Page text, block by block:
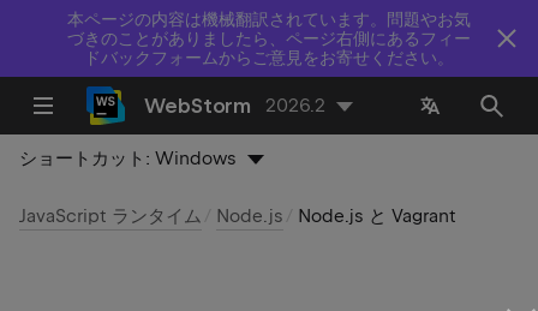
本ページの内容は機械翻訳されています。問題やお気
づきのことがありましたら、ページ右側にあるフィー
ドバックフォームからご意見をお寄せください。
WebStorm 2026.2
ショートカット:Windows
JavaScript ランタイム Node.js Node.js と Vagrant